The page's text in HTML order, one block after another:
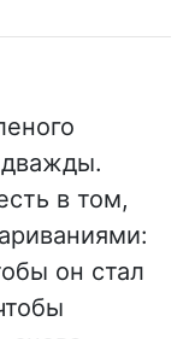
в том,
он стал